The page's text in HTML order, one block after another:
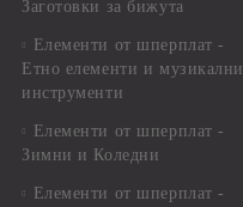
Заготовки за бижута
Елементи от шперплат -
Етно елементи и музикални
инструменти
Елементи от шперплат -
Зимни и Коледни
Елементи от шперплат -